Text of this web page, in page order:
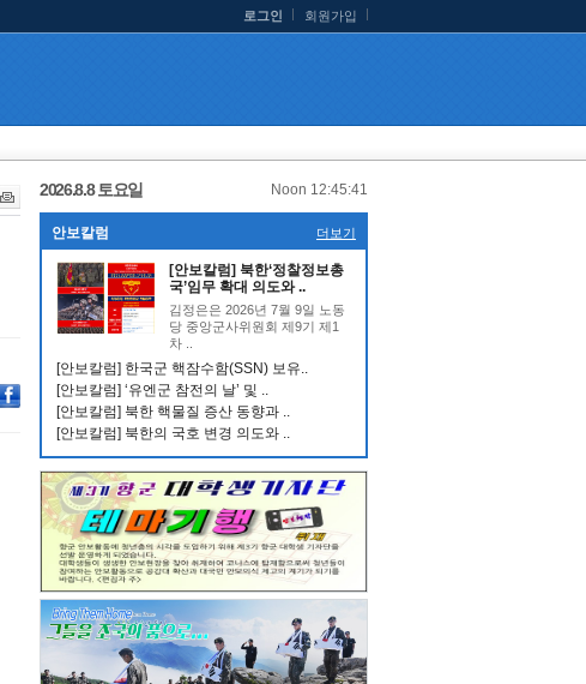
로그인 회원가입
2026.8.8 토요일 Noon 12:45:41
안보칼럼 더보기
[안보칼럼] 북한‘정찰정보총
국’임무 확대 의도와 ..
김정은은 2026년 7월 9일 노동
당 중앙군사위원회 제9기 제1
차 ..
[안보칼럼] 한국군 핵잠수함(SSN) 보유..
[안보칼럼] ‘유엔군 참전의 날’ 및 ..
[안보칼럼] 북한 핵물질 증산 동향과 ..
[안보칼럼] 북한의 국호 변경 의도와 ..